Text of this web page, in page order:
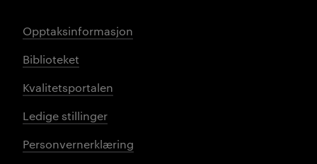
Opptaksinformasjon
Biblioteket
Kvalitetsportalen
Ledige stillinger
Personvernerklæring